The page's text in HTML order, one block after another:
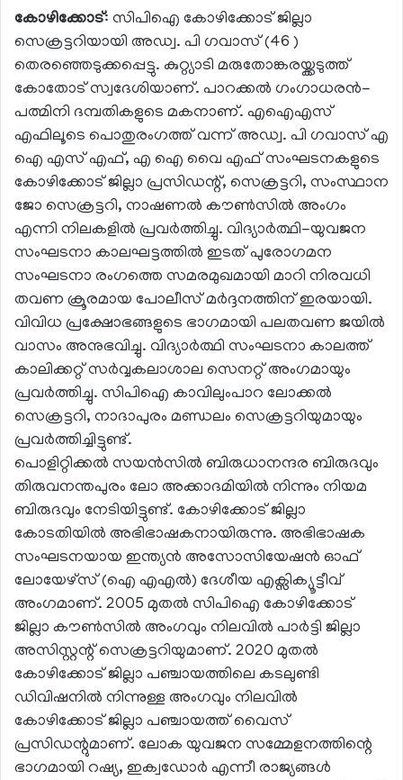
കോഴിക്കോട്: സിപിഐ കോഴിക്കോട് ജില്ലാ
സെക്രട്ടറിയായി അഡ്വ. പി ഗവാസ് (46 )
തെരഞ്ഞെടുക്കപ്പെട്ടു. കുറ്റ്യാടി മരുതോങ്കരയ്ക്കടുത്ത്
കോതോട് സ്വദേശിയാണ്. പാറക്കൽ ഗംഗാധരൻ-
പത്മിനി ദമ്പതികളുടെ മകനാണ്. എഐഎസ്
എഫിലൂടെ പൊതുരംഗത്ത് വന്ന് അഡ്വ. പി ഗവാസ് എ
ഐ എസ് എഫ്, എ ഐ വൈ എഫ് സംഘടനകളുടെ
കോഴിക്കോട് ജില്ലാ പ്രസിഡന്റ്, സെക്രട്ടറി, സംസ്ഥാന
ജോ സെക്രട്ടറി, നാഷണൽ കൗൺസിൽ അംഗം
എന്നി നിലകളിൽ പ്രവർത്തിച്ചു. വിദ്യാർത്ഥി-യുവജന
സംഘടനാ കാലഘട്ടത്തിൽ ഇടത് പുരോഗമന
സംഘടനാ രംഗത്തെ സമരമുഖമായി മാറി നിരവധി
തവണ ക്രൂരമായ പോലീസ് മർദ്ദനത്തിന് ഇരയായി.
വിവിധ പ്രക്ഷോഭങ്ങളുടെ ഭാഗമായി പലതവണ ജയിൽ
വാസം അനുഭവിച്ചു. വിദ്യാർത്ഥി സംഘടനാ കാലത്ത്
കാലിക്കറ്റ് സർവ്വകലാശാല സെനറ്റ് അംഗമായും
പ്രവർത്തിച്ചു. സിപിഐ കാവിലുംപാറ ലോക്കൽ
സെക്രട്ടറി, നാദാപുരം മണ്ഡലം സെക്രട്ടറിയുമായും
പ്രവർത്തിച്ചിട്ടുണ്ട്.
പൊളിറ്റിക്കൽ സയൻസിൽ ബിരുധാനന്ദര ബിരുദവും
തിരുവനന്തപുരം ലോ അക്കാദമിയിൽ നിന്നും നിയമ
ബിരുദവും നേടിയിട്ടുണ്ട്. കോഴിക്കോട് ജില്ലാ
കോടതിയിൽ അഭിഭാഷകനായിരുന്നു. അഭിഭാഷക
സംഘടനയായ ഇന്ത്യൻ അസോസിയേഷൻ ഓഫ്
ലോയേഴ്സ് (ഐ എഎൽ) ദേശീയ എക്സിക്യൂട്ടീവ്
അംഗമാണ്. 2005 മുതൽ സിപിഐ കോഴിക്കോട്
ജില്ലാ കൗൺസിൽ അംഗവും നിലവിൽ പാർട്ടി ജില്ലാ
അസിസ്റ്റന്റ് സെക്രട്ടറിയുമാണ്. 2020 മുതൽ
കോഴിക്കോട് ജില്ലാ പഞ്ചായത്തിലെ കടലുണ്ടി
ഡിവിഷനിൽ നിന്നുള്ള അംഗവും നിലവിൽ
കോഴിക്കോട് ജില്ലാ പഞ്ചായത്ത് വൈസ്
പ്രസിഡന്റുമാണ്. ലോക യുവജന സമ്മേളനത്തിന്റെ
ഭാഗമായി റഷ്യ, ഇക്വഡോർ എന്നീ രാജ്യങ്ങൾ